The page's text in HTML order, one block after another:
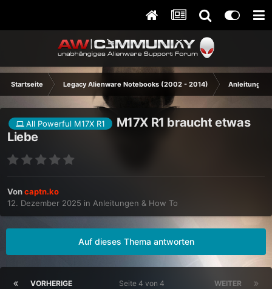
Startseite Legacy Alienware Notebooks (2002 - 2014) Anleitungen
All Powerful M17X R1
M17X R1 braucht etwas
Liebe
Voncaptn.ko
12. Dezember 2025 in Anleitungen & How To
Auf dieses Thema antworten
VORHERIGE WEITER
Seite 4 von 4